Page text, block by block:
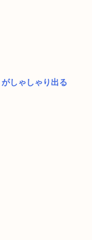
しゃしゃり出る